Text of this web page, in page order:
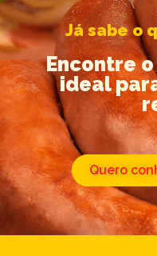
Já sabe o
Encontre
ideal
Quero